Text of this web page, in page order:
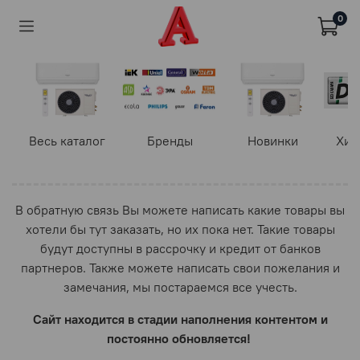
0
Весь каталог Бренды Новинки
В обратную связь Вы можете написать какие товары вы
хотели бы тут заказать, но их пока нет. Такие товары
будут доступны в рассрочку и кредит от банков
партнеров. Также можете написать свои пожелания и
замечания, мы постараемся все учесть.
Сайт находится в стадии наполнения контентом и
постоянно обновляется!